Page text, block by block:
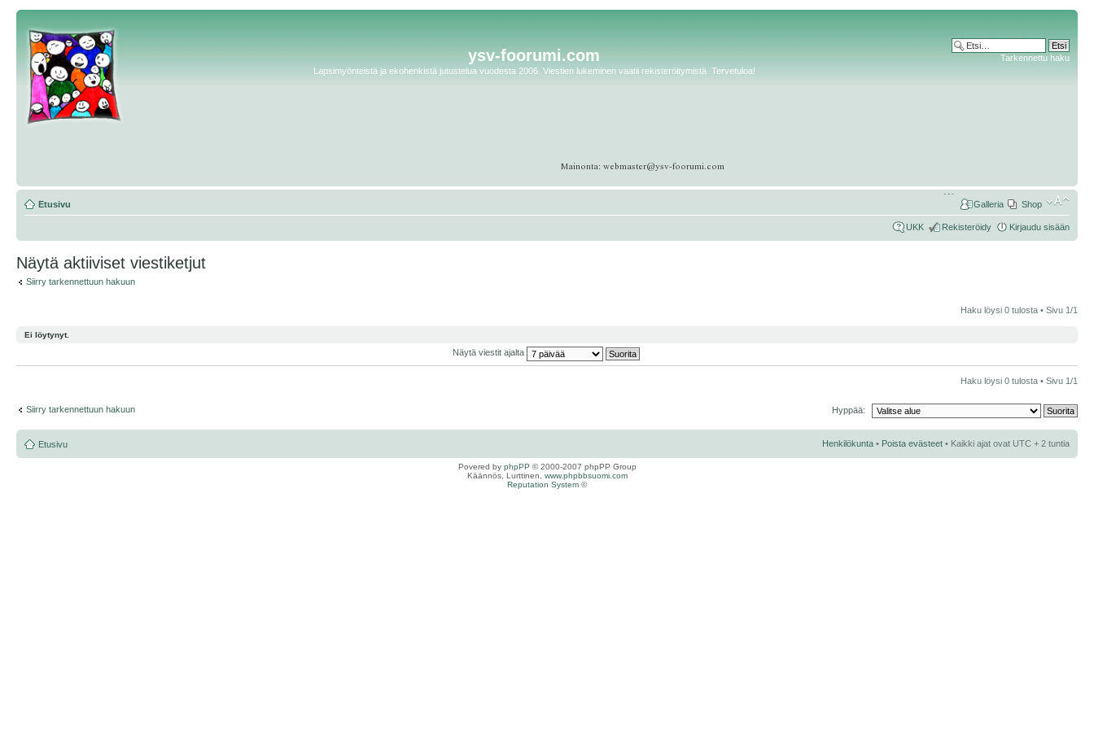
ysv-foorumi.com
Lapsimyönteistä ja ekohenkistä jutustelua vuodesta 2006. Viestien lukeminen vaatii rekisteröitymistä. Tervetuloa!
Tarkennettu haku
Etusivu Shop
Galleria
UKK Rekisteröidy Kirjaudu sisään
Näytä aktiiviset viestiketjut
Siirry tarkennettuun hakuun
Haku löysi 0 tulosta • Sivu 1/1
Ei löytynyt.
Näytä viestit ajalta
Haku löysi 0 tulosta • Sivu 1/1
Siirry tarkennettuun hakuun Hyppää:
Etusivu Henkilökunta • Poista evästeet • Kaikki ajat ovat UTC + 2 tuntia
Povered by phpPP © 2000-2007 phpPP Group
Käännös, Lurttinen, www.phpbbsuomi.com
Reputation System ©